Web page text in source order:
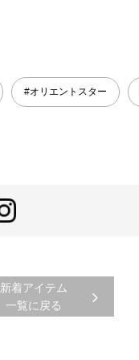
#オリエントスター
新着アイテム
一覧に戻る